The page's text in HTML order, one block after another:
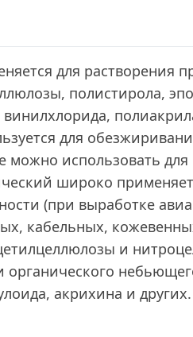
для растворения
полистирола,
для
можно использовать для
широко
(при выработке
кабельных,
и
органического
акрихина и других.